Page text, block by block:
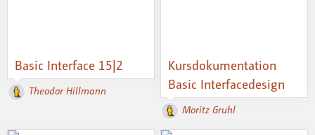
Basic Interface 15|2
Theodor Hillmann
Kursdokumentation
Basic Interfacedesign
Moritz Gruhl